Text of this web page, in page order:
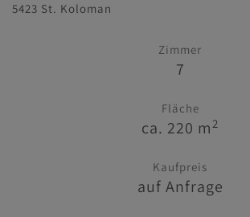
5423 St. Koloman
Zimmer
7
Fläche
ca. 220 m 2
Kaufpreis
auf Anfrage